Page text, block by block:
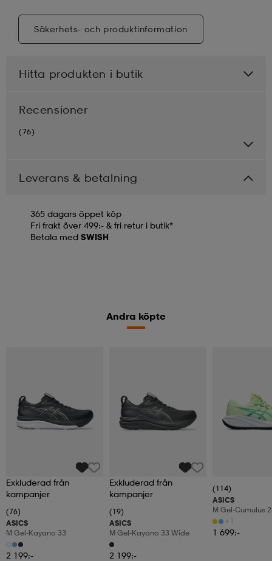
Säkerhets- och produktinformation
Hitta produkten i butik
Recensioner
(76)
Leverans & betalning
365 dagars öppet köp
Fri frakt över 499:- & fri retur i butik*
Betala med SWISH
Andra köpte
Exkluderad från
kampanjer
(76)
ASICS
M Gel-Kayano 33
2 199:-
Exkluderad från
kampanjer
(19)
ASICS
M Gel-Kayano 33 Wide
2 199:-
(114)
ASICS
M Gel-Cumulus
+1
1 699:-